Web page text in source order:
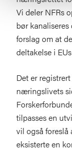
Vi deler NFRs
bør
forslag om at
deltakelse i
Det er
næringslivets
tilpasses en
vil også
eksisterte en